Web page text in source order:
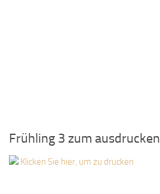
Frühling 3 zum ausdrucken
Klicken Sie hier, um zu drucken